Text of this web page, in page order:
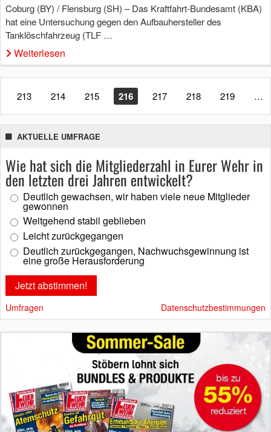
Coburg (BY) / Flensburg (SH) – Das Kraftfahrt-Bundesamt (KBA)
hat eine Untersuchung gegen den Aufbauhersteller des
Tanklöschfahrzeug (TLF …
Weiterlesen
213 214 215 216 217 218 219 …
AKTUELLE UMFRAGE
Wie hat sich die Mitgliederzahl in Eurer Wehr in
den letzten drei Jahren entwickelt?
Deutlich gewachsen, wir haben viele neue Mitglieder
gewonnen
Weitgehend stabil geblieben
Leicht zurückgegangen
Deutlich zurückgegangen, Nachwuchsgewinnung ist
eine große Herausforderung
Umfragen Datenschutzbestimmungen